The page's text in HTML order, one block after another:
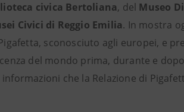
civica Bertoliana, del Museo
Civici di Reggio Emilia. In mostra
sconosciuto agli europei, e
del mondo prima, durante e
che la Relazione di